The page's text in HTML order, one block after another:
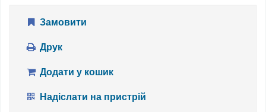
Замовити
Друк
Додати у кошик
Надіслати на пристрій